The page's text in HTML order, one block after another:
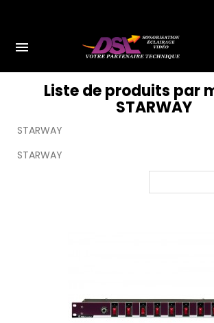

Liste de produits par
STARWAY
STARWAY
STARWAY